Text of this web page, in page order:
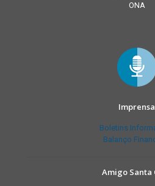
ONA
Imprensa
Boletins
Balanço
Amigo Santa